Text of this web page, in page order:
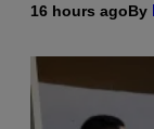
16 hours agoBy